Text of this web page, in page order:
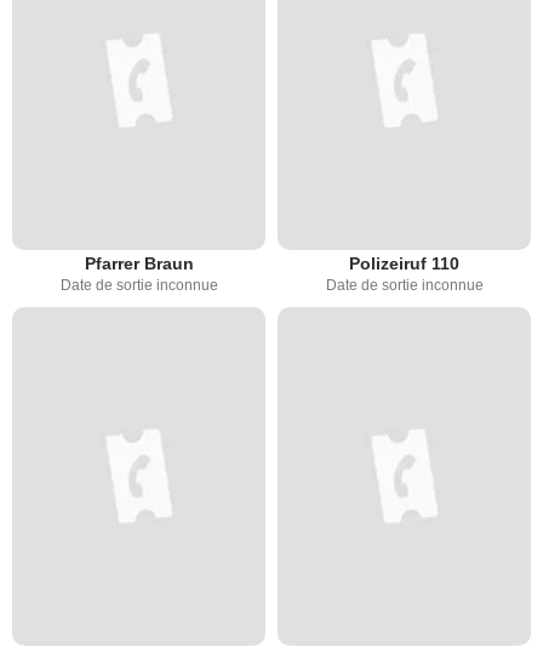
Pfarrer Braun
Date de sortie inconnue
Polizeiruf 110
Date de sortie inconnue